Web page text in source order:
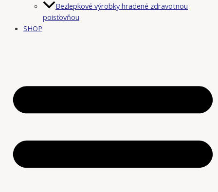
Bezlepkové výrobky hradené zdravotnou
poisťovňou
SHOP